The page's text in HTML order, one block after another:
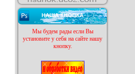
НАША КНОПКА
Мы будем рады если Вы
установите у себя на сайте нашу
кнопку.